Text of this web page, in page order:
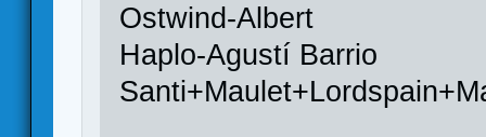
Ostwind-Albert
Haplo-Agustí Barrio